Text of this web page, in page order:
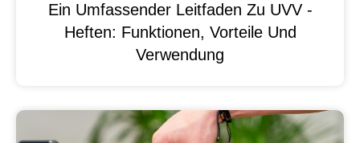
Ein Umfassender Leitfaden Zu UVV -
Heften: Funktionen, Vorteile Und
Verwendung